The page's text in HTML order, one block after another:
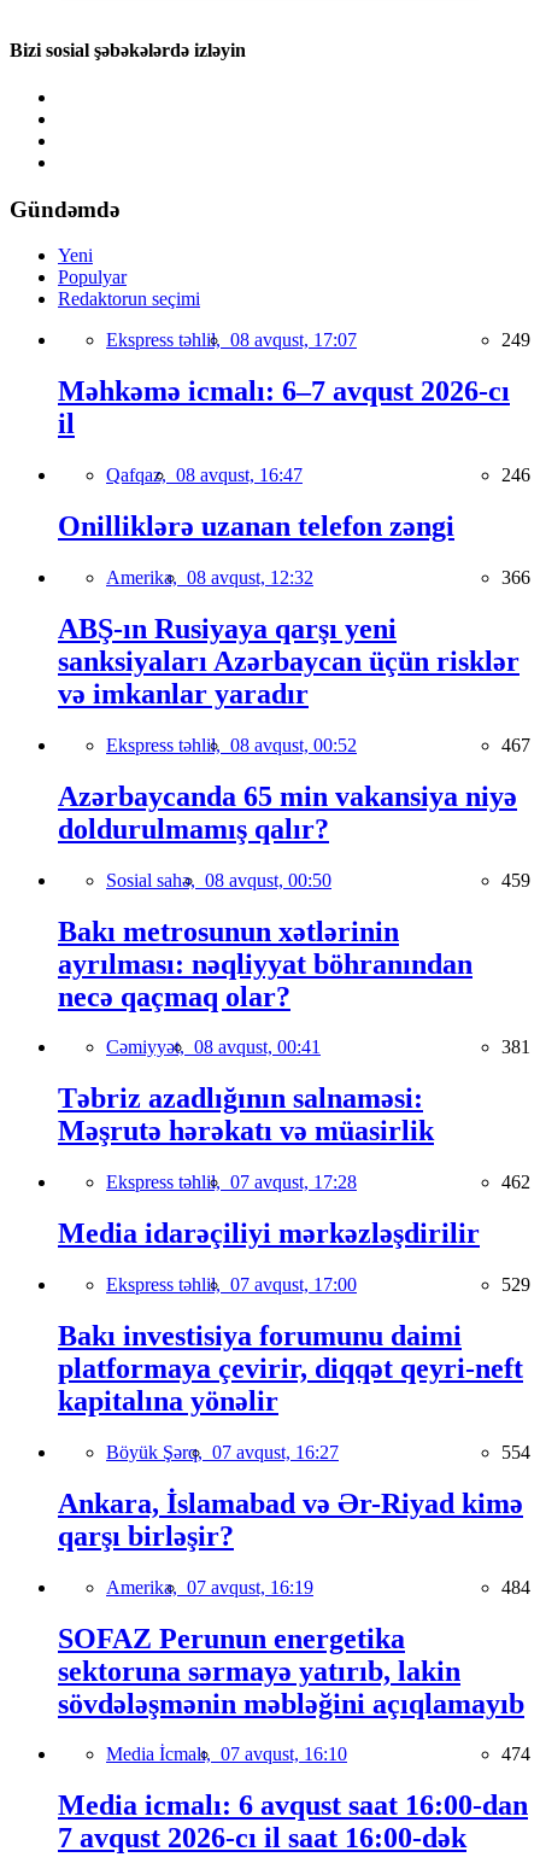
Bizi sosial şəbəkələrdə izləyin
Gündəmdə
Yeni
Populyar
Redaktorun seçimi
Ekspress təhlil, 08 avqust, 17:07 249
Məhkəmə icmalı: 6–7 avqust 2026-cı
il
Qafqaz, 08 avqust, 16:47 246
Onilliklərə uzanan telefon zəngi
Amerika, 08 avqust, 12:32 366
ABŞ-ın Rusiyaya qarşı yeni
sanksiyaları Azərbaycan üçün risklər
və imkanlar yaradır
Ekspress təhlil, 08 avqust, 00:52 467
Azərbaycanda 65 min vakansiya niyə
doldurulmamış qalır?
Sosial sahə, 08 avqust, 00:50 459
Bakı metrosunun xətlərinin
ayrılması: nəqliyyat böhranından
necə qaçmaq olar?
Cəmiyyət, 08 avqust, 00:41 381
Təbriz azadlığının salnaməsi:
Məşrutə hərəkatı və müasirlik
Ekspress təhlil, 07 avqust, 17:28 462
Media idarəçiliyi mərkəzləşdirilir
Ekspress təhlil, 07 avqust, 17:00 529
Bakı investisiya forumunu daimi
platformaya çevirir, diqqət qeyri-neft
kapitalına yönəlir
Böyük Şərq, 07 avqust, 16:27 554
Ankara, İslamabad və Ər-Riyad kimə
qarşı birləşir?
Amerika, 07 avqust, 16:19 484
SOFAZ Perunun energetika
sektoruna sərmayə yatırıb, lakin
sövdələşmənin məbləğini açıqlamayıb
Media İcmalı, 07 avqust, 16:10 474
Media icmalı: 6 avqust saat 16:00-dan
7 avqust 2026-cı il saat 16:00-dək